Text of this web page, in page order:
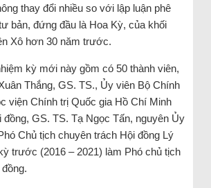
thay đổi nhiều so với lập luận phê
bản, đứng đầu là Hoa Kỳ, của khối
Xô hơn 30 năm trước.
kỳ mới này gồm có 50 thành viên,
Thắng, GS. TS., Ủy viên Bộ Chính
viện Chính trị Quốc gia Hồ Chí Minh
đồng, GS. TS. Tạ Ngọc Tấn, nguyên Ủy
Chủ tịch chuyên trách Hội đồng Lý
trước (2016 – 2021) làm Phó chủ tịch